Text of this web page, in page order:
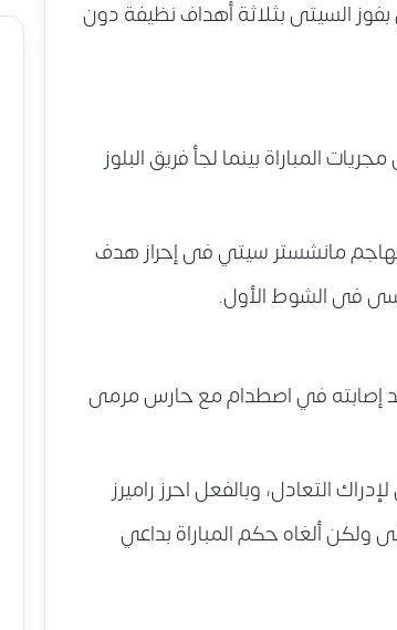
بفوز السيتى بثلاثة أهداف نظيفة دون
المباراة بينما لجأ فريق البلوز
مانشستر سيتي فى إحراز هدف
إصابته في اصطدام مع حارس مرمى
التعادل، وبالفعل احرز راميرز
ألغاه حكم المباراة بداعي